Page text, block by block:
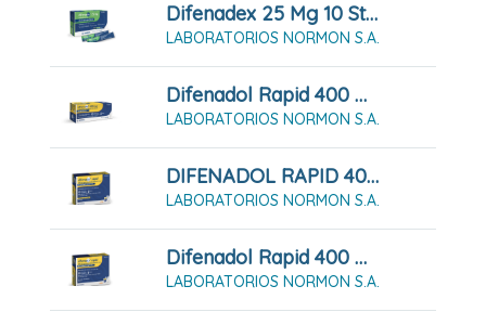
Difenadex 25 Mg 10 Sticks De Solución Oral
LABORATORIOS NORMON S.A.
Difenadol Rapid 400 Mg 20 Comprimidos Recubiertos Con Película
LABORATORIOS NORMON S.A.
DIFENADOL RAPID 400 Mg Granulado Para Solución Oral 12 Sobres
LABORATORIOS NORMON S.A.
Difenadol Rapid 400 Mg Granulado Para Solución Oral 20 Sobres
LABORATORIOS NORMON S.A.